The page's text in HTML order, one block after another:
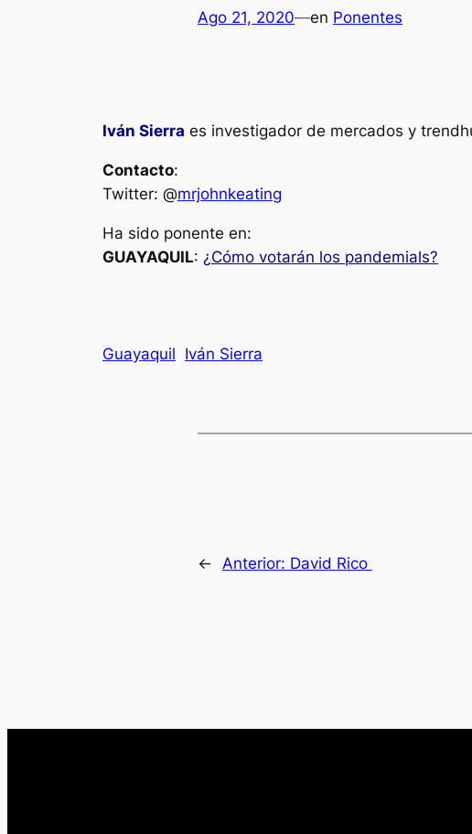
Ago 21, 2020—en Ponentes
Iván Sierra es investigador de mercados y
Contacto:
Twitter: @mrjohnkeating
Ha sido ponente en:
GUAYAQUIL: ¿Cómo votarán los pandemials?
Guayaquil Iván Sierra
← Anterior: David Rico